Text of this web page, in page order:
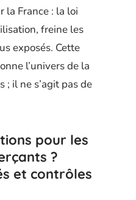
la France : la loi
freine les
exposés. Cette
l’univers de la
; il ne s’agit pas de
pour les
?
et contrôles